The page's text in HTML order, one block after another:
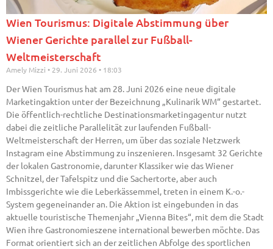
Wien Tourismus: Digitale Abstimmung über
Wiener Gerichte parallel zur Fußball-
Weltmeisterschaft
Amely Mizzi 29. Juni 2026 18:03
Der Wien Tourismus hat am 28. Juni 2026 eine neue digitale
Marketingaktion unter der Bezeichnung „Kulinarik WM“ gestartet.
Die öffentlich-rechtliche Destinationsmarketingagentur nutzt
dabei die zeitliche Parallelität zur laufenden Fußball-
Weltmeisterschaft der Herren, um über das soziale Netzwerk
Instagram eine Abstimmung zu inszenieren. Insgesamt 32 Gerichte
der lokalen Gastronomie, darunter Klassiker wie das Wiener
Schnitzel, der Tafelspitz und die Sachertorte, aber auch
Imbissgerichte wie die Leberkässemmel, treten in einem K.-o.-
System gegeneinander an. Die Aktion ist eingebunden in das
aktuelle touristische Themenjahr „Vienna Bites“, mit dem die Stadt
Wien ihre Gastronomieszene international bewerben möchte. Das
Format orientiert sich an der zeitlichen Abfolge des sportlichen